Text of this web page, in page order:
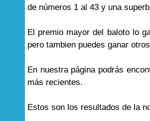
de números 1 al 43 y una
El premio mayor del baloto lo
pero tambien puedes ganar
En nuestra página podrás
más recientes.
Estos son los resultados de la